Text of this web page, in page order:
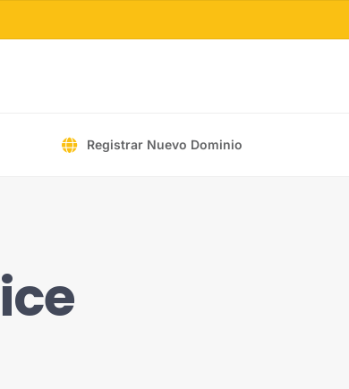
Registrar Nuevo Dominio